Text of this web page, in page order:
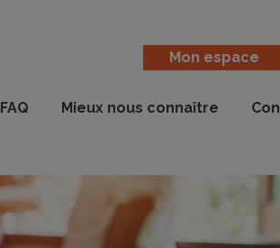
Mon espace
FAQ Mieux nous connaître